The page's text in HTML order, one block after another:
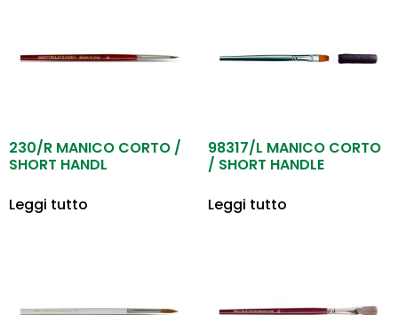
230/R MANICO CORTO /
SHORT HANDL
Leggi tutto
98317/L MANICO CORTO
/ SHORT HANDLE
Leggi tutto